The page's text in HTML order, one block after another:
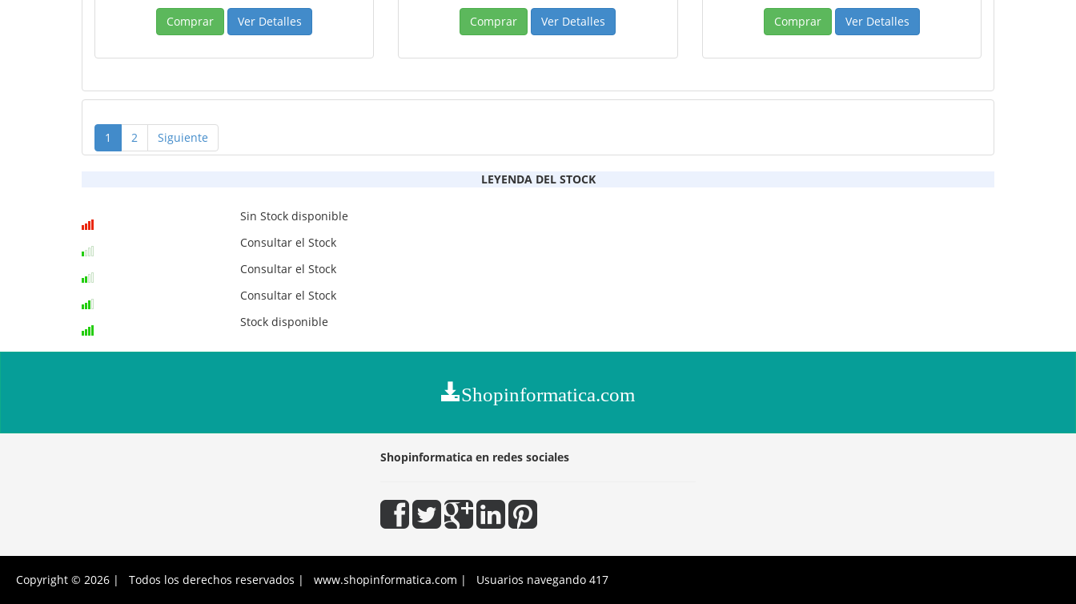
Comprar
Ver Detalles
Comprar
Ver Detalles
Comprar
Ver Detalles
1 2 Siguiente
LEYENDA DEL STOCK
Sin Stock disponible
Consultar el Stock
Consultar el Stock
Consultar el Stock
Stock disponible
Shopinformatica.com
Shopinformatica en redes sociales
Copyright © 2026 | Todos los derechos reservados | www.shopinformatica.com | Usuarios navegando 417